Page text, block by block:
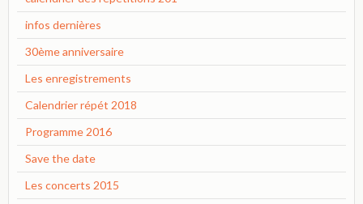
infos dernières
30ème anniversaire
Les enregistrements
Calendrier répét 2018
Programme 2016
Save the date
Les concerts 2015